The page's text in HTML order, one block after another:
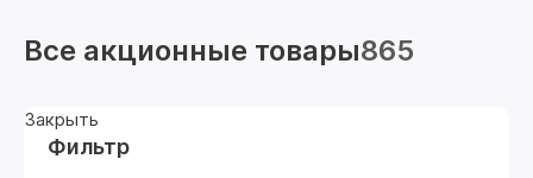
Все акционные товары865
Закрыть
Фильтр